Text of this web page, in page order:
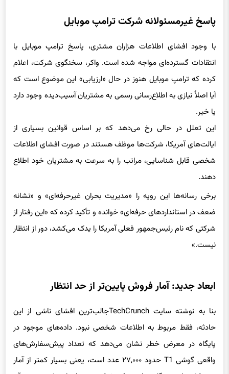
با وجود افشای اطلاعات هزاران مشتری، پاسخ ترامپ موبایل با
انتقادات گسترده‌ای مواجه شده است. واکر، سخنگوی شرکت، اعلام
کرده که ترامپ موبایل هنوز در حال «ارزیابی» این موضوع است که
آیا اصلاً نیازی به اطلاع‌رسانی رسمی به مشتریان آسیب‌دیده وجود دارد
یا خیر.
این تعلل در حالی رخ می‌دهد که بر اساس قوانین بسیاری از
ایالت‌های آمریکا، شرکت‌ها موظف هستند در صورت افشای اطلاعات
شخصی قابل شناسایی، مراتب را به سرعت به مشتریان خود اطلاع
دهند.
برخی رسانه‌ها این رویه را «مدیریت بحران غیرحرفه‌ای» و «نشانه
ضعف در استانداردهای حرفه‌ای» خوانده و تأکید کرده که «این رفتار از
شرکتی که نام رئیس‌جمهور فعلی آمریکا را یدک می‌کشد، دور از انتظار
نیست.»
حادثه، فقط مربوط به اطلاعات شخصی نبود. داده‌های موجود در
پایگاه در معرض خطر نشان می‌دهد که تعداد پیش‌سفارش‌های
واقعی گوشی T1 حدود ۲۷,۰۰۰ عدد است، یعنی بسیار کمتر از آمار
۵۹۰,۰۰۰ هزار دستگاهی است که شرکت در تبلیغات خود مدعی آن